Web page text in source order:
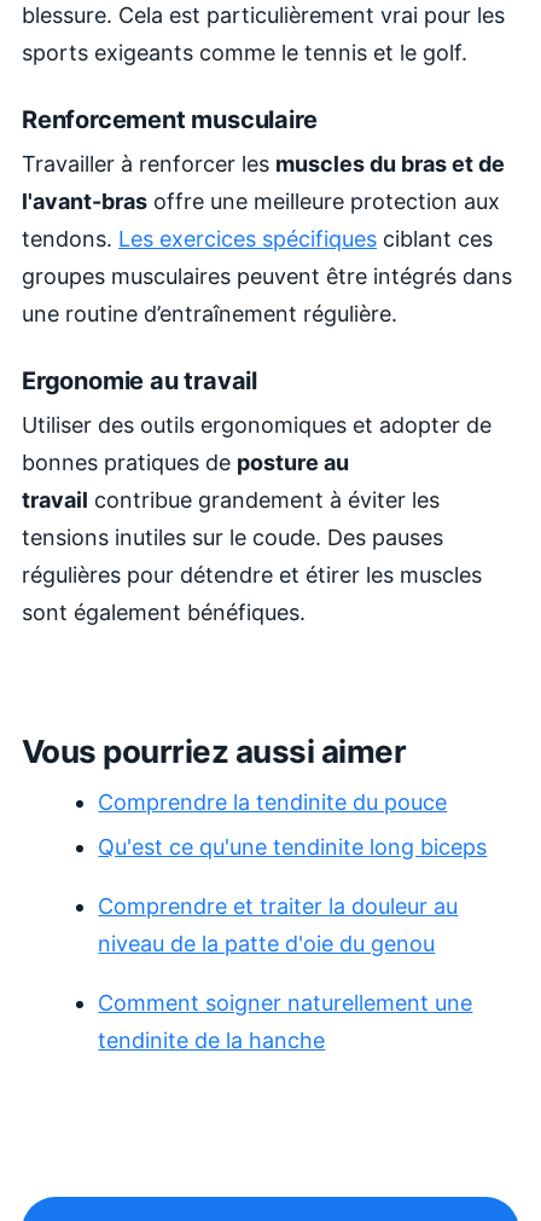
blessure. Cela est particulièrement vrai pour les
sports exigeants comme le tennis et le golf.
Renforcement musculaire
Travailler à renforcer les muscles du bras et de
l'avant-bras offre une meilleure protection aux
tendons. Les exercices spécifiques ciblant ces
groupes musculaires peuvent être intégrés dans
une routine d’entraînement régulière.
Ergonomie au travail
Utiliser des outils ergonomiques et adopter de
bonnes pratiques de posture au
travail contribue grandement à éviter les
tensions inutiles sur le coude. Des pauses
régulières pour détendre et étirer les muscles
sont également bénéfiques.
Vous pourriez aussi aimer
Comprendre la tendinite du pouce
Qu'est ce qu'une tendinite long biceps
Comprendre et traiter la douleur au
niveau de la patte d'oie du genou
Comment soigner naturellement une
tendinite de la hanche